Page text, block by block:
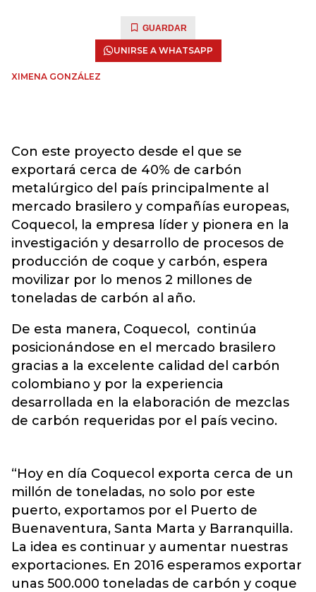
GUARDAR
UNIRSE A WHATSAPP
XIMENA GONZÁLEZ
Con este proyecto desde el que se
exportará cerca de 40% de carbón
metalúrgico del país principalmente al
mercado brasilero y compañías europeas,
Coquecol, la empresa líder y pionera en la
investigación y desarrollo de procesos de
producción de coque y carbón, espera
movilizar por lo menos 2 millones de
toneladas de carbón al año.
De esta manera, Coquecol, continúa
posicionándose en el mercado brasilero
gracias a la excelente calidad del carbón
colombiano y por la experiencia
desarrollada en la elaboración de mezclas
de carbón requeridas por el país vecino.
“Hoy en día Coquecol exporta cerca de un
millón de toneladas, no solo por este
puerto, exportamos por el Puerto de
Buenaventura, Santa Marta y Barranquilla.
La idea es continuar y aumentar nuestras
exportaciones. En 2016 esperamos exportar
unas 500.000 toneladas de carbón y coque